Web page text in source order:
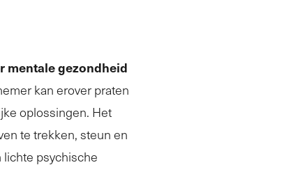
mentale gezondheid
kan erover praten
oplossingen. Het
te trekken, steun en
lichte psychische